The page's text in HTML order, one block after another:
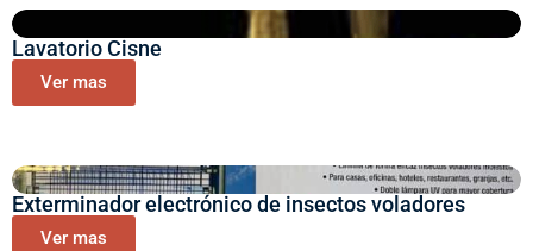
Lavatorio Cisne
Ver mas
Exterminador electrónico de insectos voladores
Ver mas